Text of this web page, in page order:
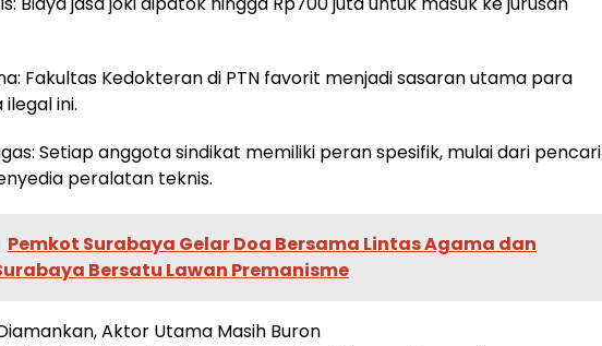
Fakultas Kedokteran di PTN favorit menjadi sasaran utama para
ini.
Setiap anggota sindikat memiliki peran spesifik, mulai dari pencari
peralatan teknis.
Pemkot Surabaya Gelar Doa Bersama Lintas Agama dan
Bersatu Lawan Premanisme
Aktor Utama Masih Buron